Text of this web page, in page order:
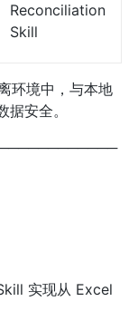
Reconciliation
Skill
环境中，与本地
安全。
实现从 Excel